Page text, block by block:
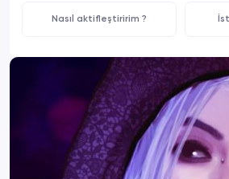
Nasıl aktifleştiririm ?